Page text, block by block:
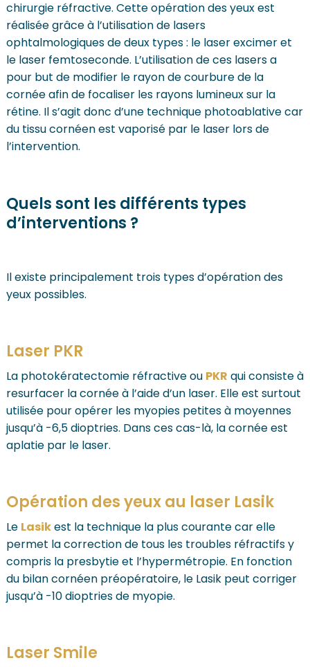
chirurgie réfractive. Cette opération des yeux est
réalisée grâce à l’utilisation de lasers
ophtalmologiques de deux types : le laser excimer et
le laser femtoseconde. L’utilisation de ces lasers a
pour but de modifier le rayon de courbure de la
cornée afin de focaliser les rayons lumineux sur la
rétine. Il s’agit donc d’une technique photoablative car
du tissu cornéen est vaporisé par le laser lors de
l’intervention.
Quels sont les différents types
d’interventions ?
Il existe principalement trois types d’opération des
yeux possibles.
Laser PKR
La photokératectomie réfractive ou PKR qui consiste à
resurfacer la cornée à l’aide d’un laser. Elle est surtout
utilisée pour opérer les myopies petites à moyennes
jusqu’à -6,5 dioptries. Dans ces cas-là, la cornée est
aplatie par le laser.
Opération des yeux au laser Lasik
Le Lasikest la technique la plus courante car elle
permet la correction de tous les troubles réfractifs y
compris la presbytie et l’hypermétropie. En fonction
du bilan cornéen préopératoire, le Lasik peut corriger
jusqu’à -10 dioptries de myopie.
Laser Smile